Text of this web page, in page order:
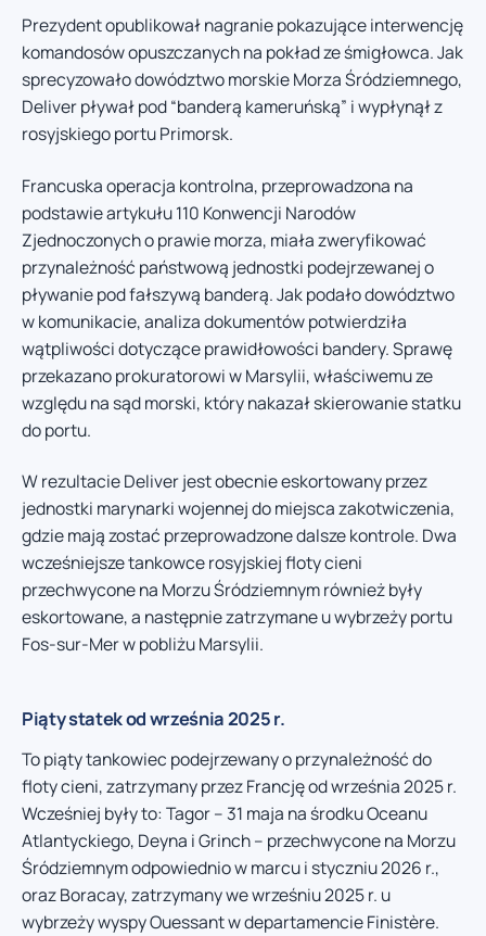
Prezydent opublikował nagranie pokazujące interwencję
komandosów opuszczanych na pokład ze śmigłowca. Jak
sprecyzowało dowództwo morskie Morza Śródziemnego,
Deliver pływał pod “banderą kameruńską” i wypłynął z
rosyjskiego portu Primorsk.
Francuska operacja kontrolna, przeprowadzona na
podstawie artykułu 110 Konwencji Narodów
Zjednoczonych o prawie morza, miała zweryfikować
przynależność państwową jednostki podejrzewanej o
pływanie pod fałszywą banderą. Jak podało dowództwo
w komunikacie, analiza dokumentów potwierdziła
wątpliwości dotyczące prawidłowości bandery. Sprawę
przekazano prokuratorowi w Marsylii, właściwemu ze
względu na sąd morski, który nakazał skierowanie statku
do portu.
W rezultacie Deliver jest obecnie eskortowany przez
jednostki marynarki wojennej do miejsca zakotwiczenia,
gdzie mają zostać przeprowadzone dalsze kontrole. Dwa
wcześniejsze tankowce rosyjskiej floty cieni
przechwycone na Morzu Śródziemnym również były
eskortowane, a następnie zatrzymane u wybrzeży portu
Fos-sur-Mer w pobliżu Marsylii.
Piąty statek od września 2025 r.
To piąty tankowiec podejrzewany o przynależność do
floty cieni, zatrzymany przez Francję od września 2025 r.
Wcześniej były to: Tagor – 31 maja na środku Oceanu
Atlantyckiego, Deyna i Grinch – przechwycone na Morzu
Śródziemnym odpowiednio w marcu i styczniu 2026 r.,
oraz Boracay, zatrzymany we wrześniu 2025 r. u
wybrzeży wyspy Ouessant w departamencie Finistère.